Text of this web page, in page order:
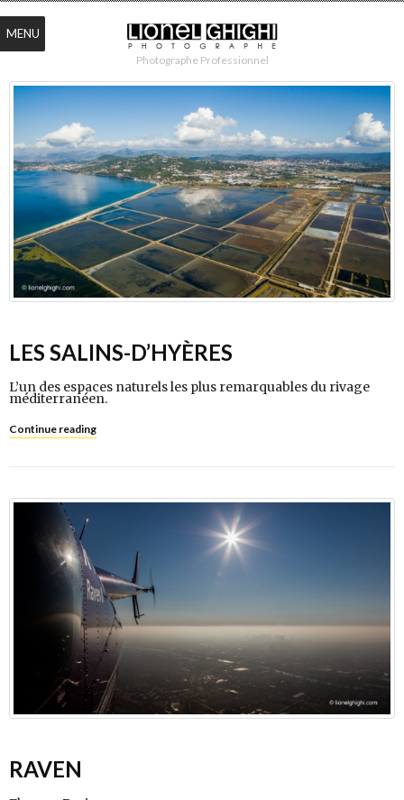
Photographe Professionnel
LES SALINS-D’HYÈRES
L’un des espaces naturels les plus remarquables du rivage
méditerranéen.
Continue reading
RAVEN
MENU